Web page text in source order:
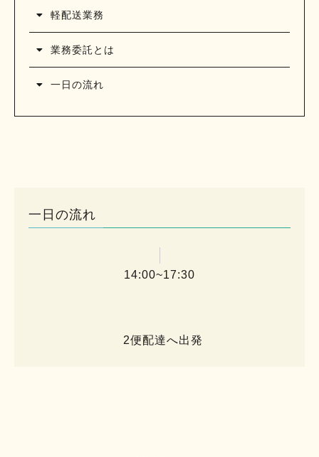
軽配送業務
業務委託とは
一日の流れ
一日の流れ
14:00~17:30
2便配達へ出発